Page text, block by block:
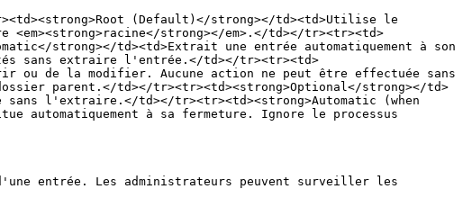
(Default)</strong></td><td>Utilise le
<em><strong>racine</strong></em>.</td></tr><tr><td>
strong></td><td>Extrait une entrée automatiquement à son
sans extraire l'entrée.</td></tr><tr><td>
ou de la modifier. Aucune action ne peut être effectuée sans
parent.</td></tr><tr><td><strong>Optional</strong></td>
l'extraire.</td></tr><tr><td><strong>Automatic (when
automatiquement à sa fermeture. Ignore le processus
entrée. Les administrateurs peuvent surveiller les